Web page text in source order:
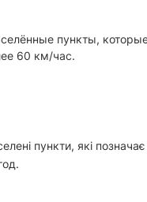
пункты,
60 км/час.
пункти, які